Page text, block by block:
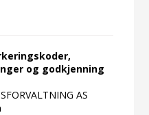
og godkjenning
AS